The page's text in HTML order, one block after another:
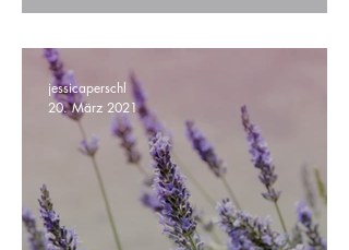
jessicaperschl
20. März 2021